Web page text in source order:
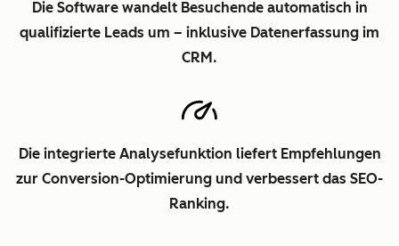
Die Software wandelt Besuchende automatisch in
qualifizierte Leads um – inklusive Datenerfassung im
CRM.
Die integrierte Analysefunktion liefert Empfehlungen
zur Conversion-Optimierung und verbessert das SEO-
Ranking.